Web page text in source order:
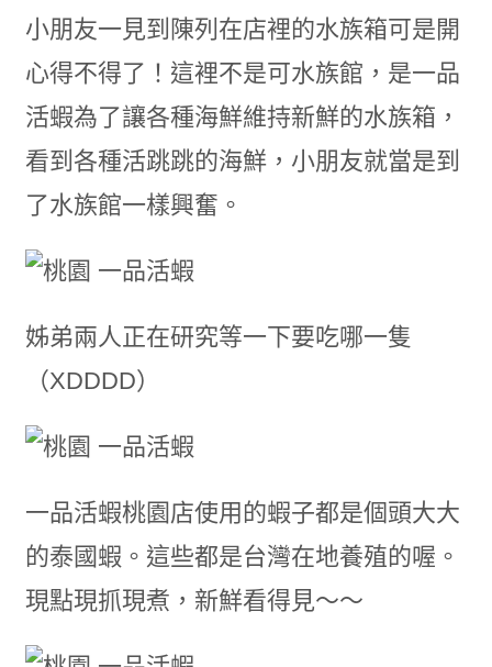
小朋友一見到陳列在店裡的水族箱可是開
心得不得了！這裡不是可水族館，是一品
活蝦為了讓各種海鮮維持新鮮的水族箱，
看到各種活跳跳的海鮮，小朋友就當是到
了水族館一樣興奮。
姊弟兩人正在研究等一下要吃哪一隻
（XDDDD）
一品活蝦桃園店使用的蝦子都是個頭大大
的泰國蝦。這些都是台灣在地養殖的喔。
現點現抓現煮，新鮮看得見～～